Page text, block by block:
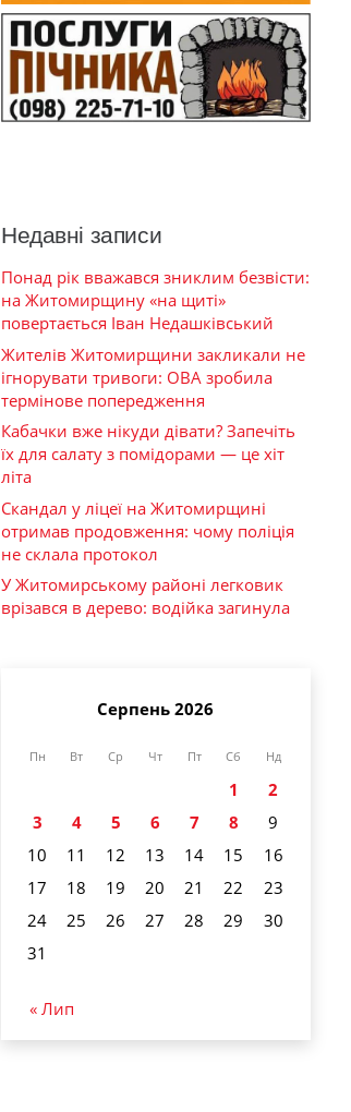
Недавні записи
Понад рік вважався зниклим безвісти:
на Житомирщину «на щиті»
повертається Іван Недашківський
Жителів Житомирщини закликали не
ігнорувати тривоги: ОВА зробила
термінове попередження
Кабачки вже нікуди дівати? Запечіть
їх для салату з помідорами — це хіт
літа
Скандал у ліцеї на Житомирщині
отримав продовження: чому поліція
не склала протокол
У Житомирському районі легковик
врізався в дерево: водійка загинула
Серпень 2026
Пн Вт Ср Чт Пт Сб Нд
1
2
3
4 5 6 7 8
9
10
11 12 13 14 15
16
17
18 19 20 21 22
23
24
25 26 27 28 29
30
31
« Лип